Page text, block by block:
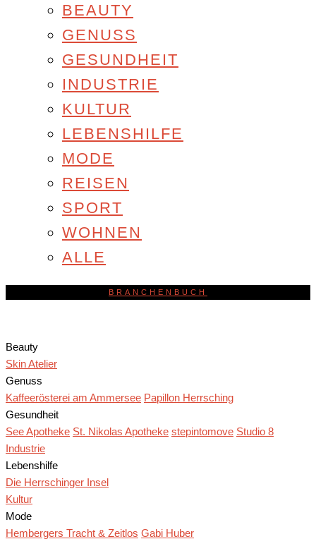
BEAUTY
GENUSS
GESUNDHEIT
INDUSTRIE
KULTUR
LEBENSHILFE
MODE
REISEN
SPORT
WOHNEN
ALLE
BRANCHENBUCH
Beauty
Skin Atelier
Genuss
Kaffeerösterei am Ammersee Papillon Herrsching
Gesundheit
See Apotheke St. Nikolas Apotheke stepintomove Studio 8
Industrie
Lebenshilfe
Die Herrschinger Insel
Kultur
Mode
Hembergers Tracht & Zeitlos Gabi Huber